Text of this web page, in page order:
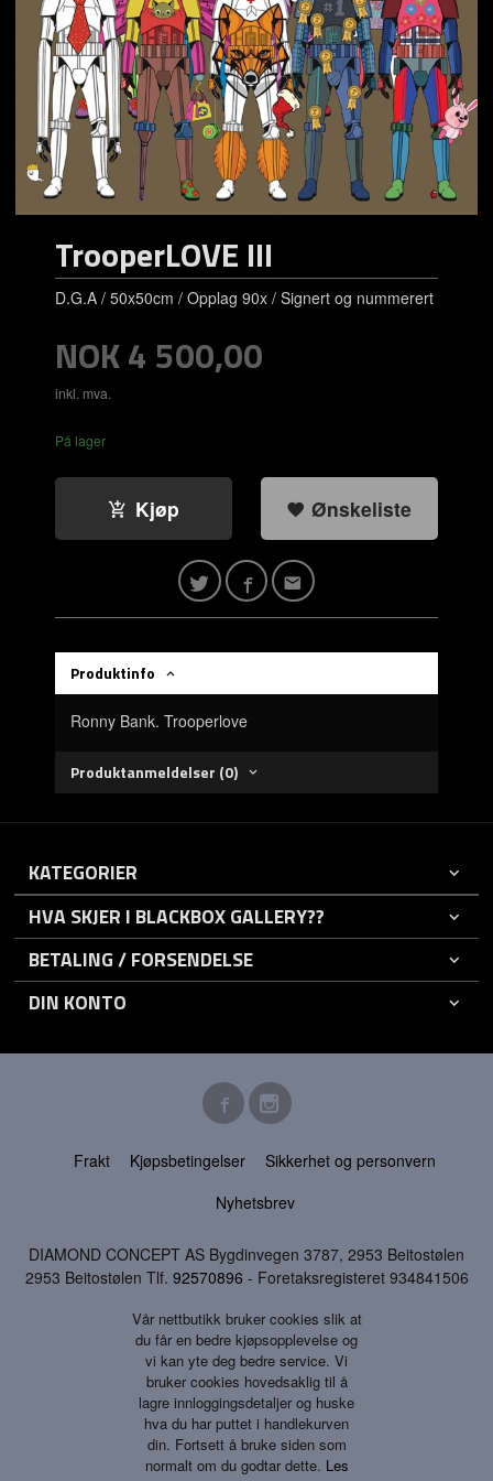
TrooperLOVE III
D.G.A / 50x50cm / Opplag 90x / Signert og nummerert
Pris
NOK4 500,00
inkl. mva.
På lager
Kjøp Ønskeliste
Produktinfo
Ronny Bank. Trooperlove
Produktanmeldelser (0)
KATEGORIER
HVA SKJER I BLACKBOX GALLERY??
BETALING / FORSENDELSE
DIN KONTO
Frakt Kjøpsbetingelser
Sikkerhet og personvern
Nyhetsbrev
DIAMOND CONCEPT AS Bygdinvegen 3787, 2953 Beitostølen
2953 Beitostølen Tlf. 92570896 - Foretaksregisteret 934841506
Vår nettbutikk bruker cookies slik at
du får en bedre kjøpsopplevelse og
vi kan yte deg bedre service. Vi
bruker cookies hovedsaklig til å
lagre innloggingsdetaljer og huske
hva du har puttet i handlekurven
din. Fortsett å bruke siden som
normalt om du godtar dette. Les